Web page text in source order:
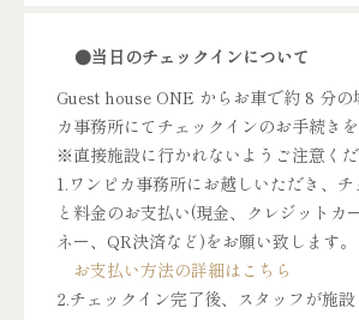
●当日のチェックインについて
Guest house ONE からお車で約 8 分の
カ事務所にてチェックインのお手続き
※直接施設に行かれないようご注意くだ
1.ワンピカ事務所にお越しいただき、チ
と料金のお支払い(現金、クレジットカ
ネー、QR決済など)をお願い致します。
お支払い方法の詳細はこちら
2.チェックイン完了後、スタッフが施